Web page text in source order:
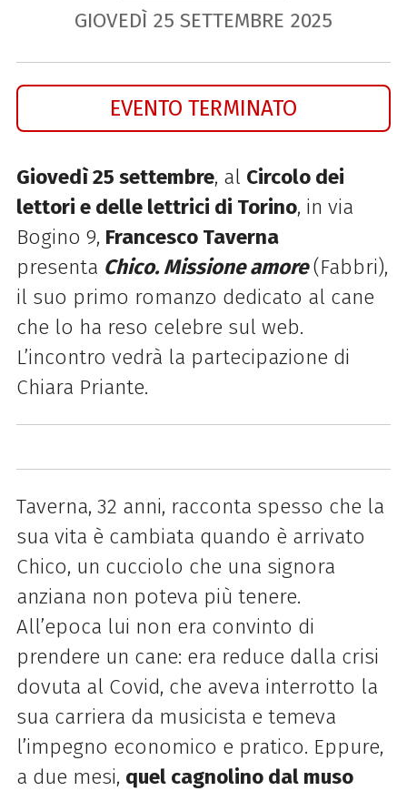
GIOVEDÌ 25 SETTEMBRE 2025
EVENTO TERMINATO
Giovedì 25 settembre, al Circolo dei
lettori e delle lettrici di Torino, in via
Bogino 9, Francesco Taverna
presenta Chico. Missione amore(Fabbri),
il suo primo romanzo dedicato al cane
che lo ha reso celebre sul web.
L’incontro vedrà la partecipazione di
Chiara Priante.
Taverna, 32 anni, racconta spesso che la
sua vita è cambiata quando è arrivato
Chico, un cucciolo che una signora
anziana non poteva più tenere.
All’epoca lui non era convinto di
prendere un cane: era reduce dalla crisi
dovuta al Covid, che aveva interrotto la
sua carriera da musicista e temeva
l’impegno economico e pratico. Eppure,
a due mesi, quel cagnolino dal muso